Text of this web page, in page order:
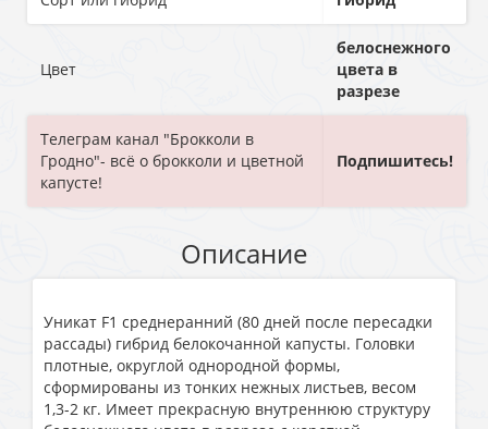
Цвет
белоснежного
цвета в
разрезе
Телеграм канал "Брокколи в
Гродно"- всё о брокколи и цветной
капусте!
Подпишитесь!
Описание
Уникат F1 среднеранний (80 дней после пересадки
рассады) гибрид белокочанной капусты. Головки
плотные, округлой однородной формы,
сформированы из тонких нежных листьев, весом
1,3-2 кг. Имеет прекрасную внутреннюю структуру